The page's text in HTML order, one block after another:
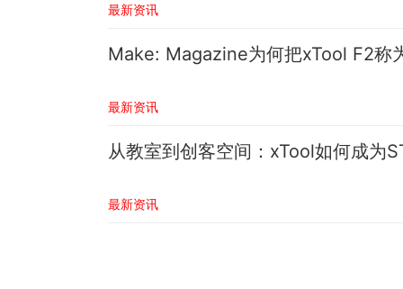
最新资讯
Make: Magazine为何把xTool F2称
最新资讯
从教室到创客空间：xTool如何成为
最新资讯